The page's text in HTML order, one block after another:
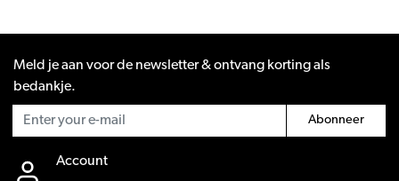
Meld je aan voor de newsletter & ontvang korting als
bedankje.
Abonneer
Account